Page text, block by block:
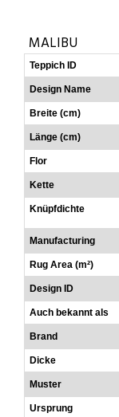
MALIBU
Teppich ID
Design Name
Breite (cm)
Länge (cm)
Flor
Kette
Knüpfdichte
Manufacturing
Rug Area (m²)
Design ID
Auch bekannt als
Brand
Dicke
Muster
Ursprung